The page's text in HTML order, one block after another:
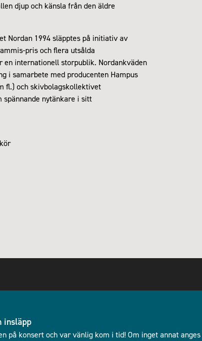
djup och känsla från den äldre
Nordan 1994 släpptes på initiativ av
pris och flera utsålda
en internationell storpublik. Nordankväden
i samarbete med producenten Hampus
fl.) och skivbolagskollektivet
nytänkare i sitt
insläpp
på konsert och var vänlig kom i tid! Om inget annat